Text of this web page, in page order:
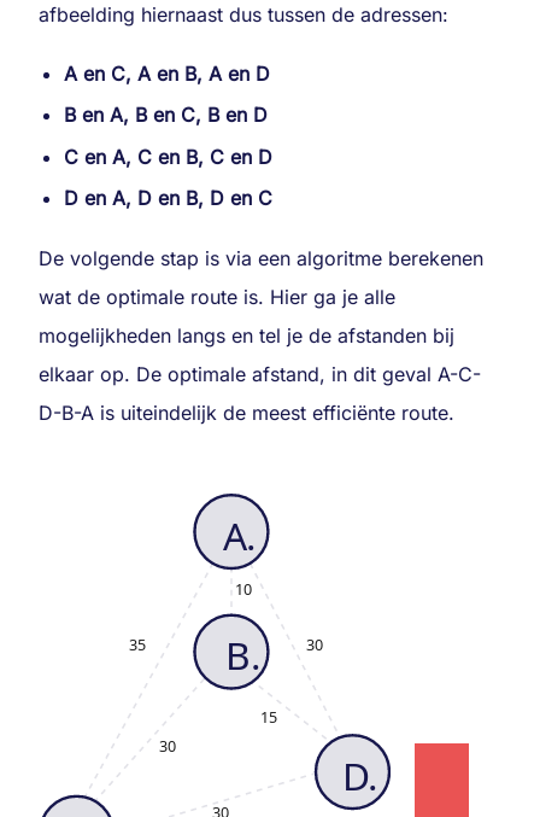
afbeelding hiernaast dus tussen de adressen:
A en C, A en B, A en D
B en A, B en C, B en D
C en A, C en B, C en D
D en A, D en B, D en C
De volgende stap is via een algoritme berekenen
wat de optimale route is. Hier ga je alle
mogelijkheden langs en tel je de afstanden bij
elkaar op. De optimale afstand, in dit geval A-C-
D-B-A is uiteindelijk de meest efficiënte route.